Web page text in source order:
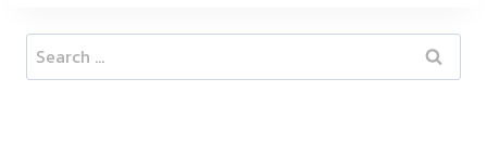
Search
for: